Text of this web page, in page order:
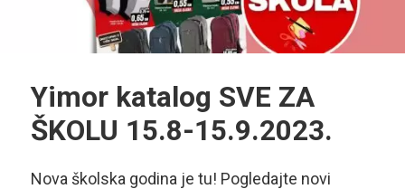
Yimor katalog SVE ZA
ŠKOLU 15.8-15.9.2023.
Nova školska godina je tu! Pogledajte novi